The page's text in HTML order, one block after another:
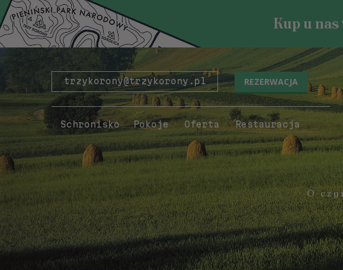
Kup u
trzykorony@trzykorony.pl REZERWACJA
Schronisko Pokoje Oferta Restauracja
O